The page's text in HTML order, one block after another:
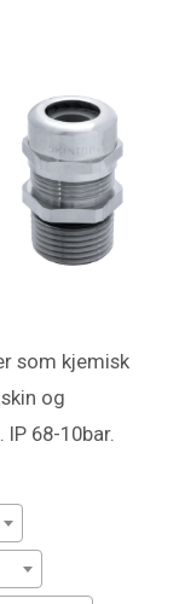
som kjemisk
og
68-10bar.